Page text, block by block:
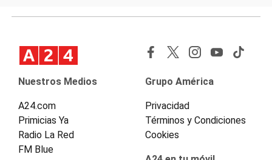
Nuestros Medios
A24.com
Primicias Ya
Radio La Red
FM Blue
Grupo América
Privacidad
Términos y Condiciones
Cookies